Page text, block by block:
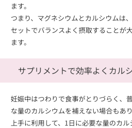
ます。
つまり、マグネシウムとカルシウムは
セットでバランスよく摂取することが
ます。
サプリメントで効率よくカル
妊娠中はつわりで食事がとりづらく、
な量のカルシウムを補えない場合もあ
上手に利用して、1日に必要な量のカ